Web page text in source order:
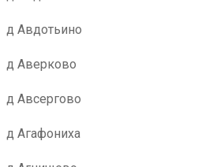
д Авдотьино
д Аверково
д Авсергово
д Агафониха